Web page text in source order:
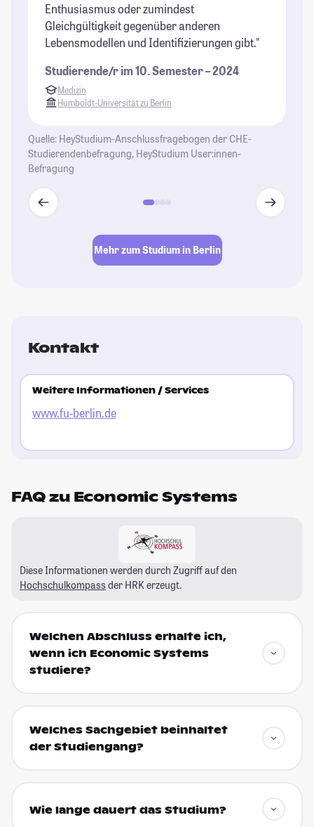
Enthusiasmus oder zumindest
Gleichgültigkeit gegenüber anderen
Lebensmodellen und Identifizierungen gibt."
Studierende/r im 10. Semester – 2024
Medizin
Humboldt-Universität zu Berlin
Quelle: HeyStudium-Anschlussfragebogen der CHE-
Studierendenbefragung, HeyStudium User:innen-
Befragung
Mehr zum Studium in Berlin
Kontakt
Weitere Informationen / Services
www.fu-berlin.de
FAQ zu Economic Systems
Diese Informationen werden durch Zugriff auf den
Hochschulkompass der HRK erzeugt.
Welchen Abschluss erhalte ich,
wenn ich Economic Systems
studiere?
Welches Sachgebiet beinhaltet
der Studiengang?
Wie lange dauert das Studium?